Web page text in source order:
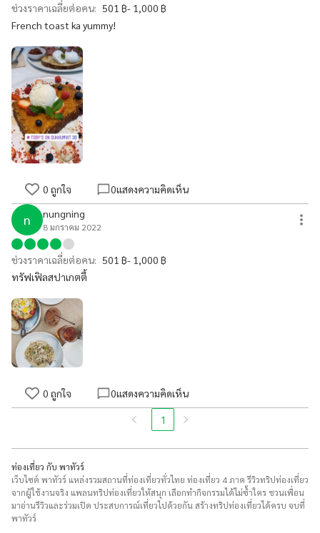
ช่วงราคาเฉลี่ยต่อคน: 501 ฿- 1,000 ฿
French toast ka yummy!
0 ถูกใจ 0แสดงความคิดเห็น
n nungning
8 มกราคม 2022
ช่วงราคาเฉลี่ยต่อคน: 501 ฿- 1,000 ฿
ทรัฟเฟิลสปาเกตตี้
0 ถูกใจ 0แสดงความคิดเห็น
1
ท่องเที่ยว กับ พาทัวร์
เว็บไซต์ พาทัวร์ แหล่งรวมสถานที่ท่องเที่ยวทั่วไทย ท่องเที่ยว 4 ภาค รีวิวทริปท่องเที่ยว
จากผู้ใช้งานจริง แพลนทริปท่องเที่ยวให้สนุก เลือกทำกิจกรรมได้ไม่ซ้ำใคร ชวนเพื่อน
มาอ่านรีวิวและร่วมเปิด ประสบการณ์เที่ยวไปด้วยกัน สร้างทริปท่องเที่ยวได้ครบ จบที่
พาทัวร์